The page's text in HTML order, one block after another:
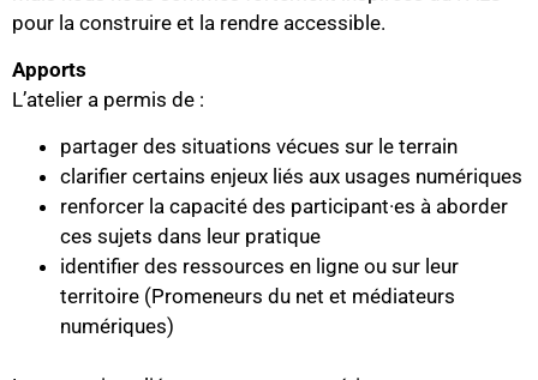
pour la construire et la rendre accessible.
Apports
L’atelier a permis de :
partager des situations vécues sur le terrain
clarifier certains enjeux liés aux usages numériques
renforcer la capacité des participant·es à aborder
ces sujets dans leur pratique
identifier des ressources en ligne ou sur leur
territoire (Promeneurs du net et médiateurs
numériques)